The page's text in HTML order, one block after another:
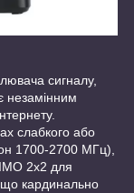
сигналу,
незамінним
слабкого або
1700-2700 МГц),
2x2 для
що кардинально